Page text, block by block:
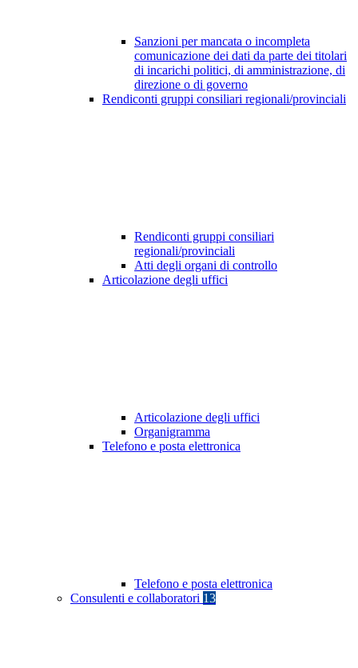
Sanzioni per mancata o incompleta
comunicazione dei dati da parte dei titolari
di incarichi politici, di amministrazione, di
direzione o di governo
Rendiconti gruppi consiliari regionali/provinciali
Rendiconti gruppi consiliari
regionali/provinciali
Atti degli organi di controllo
Articolazione degli uffici
Articolazione degli uffici
Organigramma
Telefono e posta elettronica
Telefono e posta elettronica
Consulenti e collaboratori 13